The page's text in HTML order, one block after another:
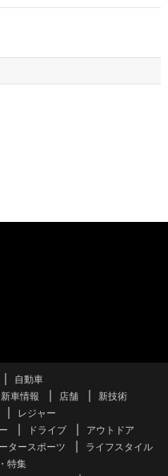
自動車
新車情報 店舗
新技術
レジャー
ドライブ
アウトドア
タースポーツ
ライフスタイル
特集